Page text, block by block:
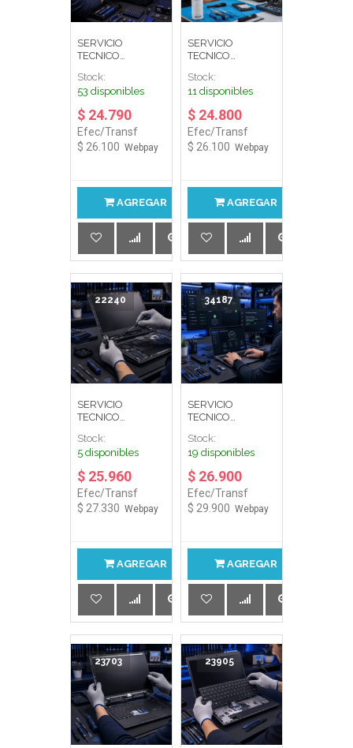
SERVICIO
TECNICO
GAMER STD
Stock:
53 disponibles
$ 24.790
Efec/Transf
$ 26.100 Webpay
AGREGAR
SERVICIO
TECNICO
FISICA PC
ESCRITORIO
Stock:
11 disponibles
$ 24.800
Efec/Transf
$ 26.100 Webpay
AGREGAR
22240
SERVICIO
TECNICO
BISAGRA NTBK
Stock:
5 disponibles
$ 25.960
Efec/Transf
$ 27.330 Webpay
AGREGAR
34187
SERVICIO
TECNICO
SOFTWARE
Stock:
19 disponibles
$ 26.900
Efec/Transf
$ 29.900 Webpay
AGREGAR
23703 23905